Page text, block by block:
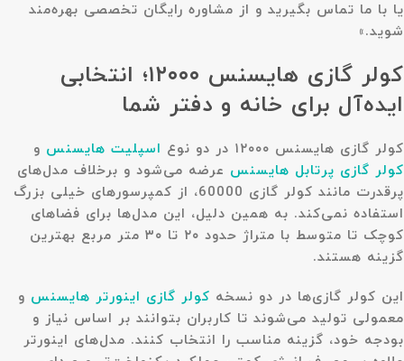
یا با ما تماس بگیرید و از مشاوره رایگان تخصصی بهره‌مند
شوید.»
کولر گازی هایسنس ۱۲۰۰۰؛ انتخابی
ایده‌آل برای خانه و دفتر شما
کولر گازی هایسنس ۱۲۰۰۰ در دو نوع اسپلیت هایسنس و
کولر گازی پرتابل هایسنس عرضه می‌شود و برخلاف مدل‌های
پرقدرت مانند کولر گازی 60000، از کمپرسورهای خیلی بزرگ
استفاده نمی‌کند. به همین دلیل، این مدل‌ها برای فضاهای
کوچک تا متوسط با متراژ حدود ۲۰ تا ۳۰ متر مربع بهترین
گزینه هستند.
این کولر گازی‌ها در دو نسخه کولر گازی اینورتر هایسنس و
معمولی تولید می‌شوند تا کاربران بتوانند بر اساس نیاز و
بودجه خود، گزینه مناسب را انتخاب کنند. مدل‌های اینورتر